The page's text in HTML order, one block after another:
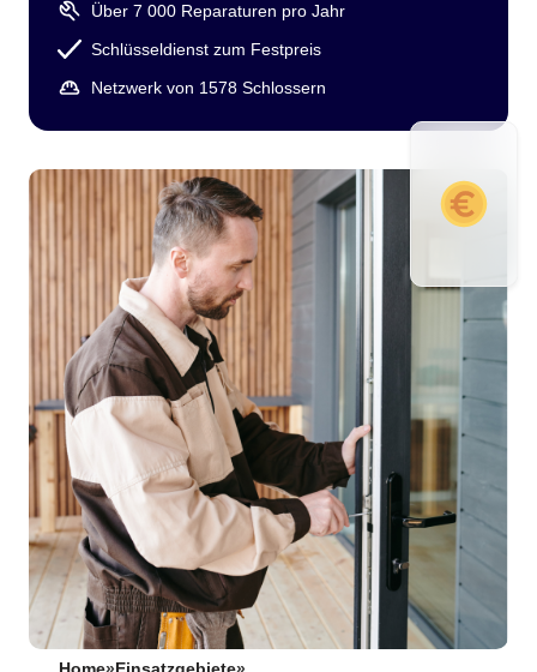
Über 7 000 Reparaturen pro Jahr
Schlüsseldienst zum Festpreis
Netzwerk von 1578 Schlossern